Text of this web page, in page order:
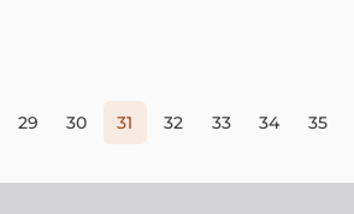
29 30 31 32 33 34 35